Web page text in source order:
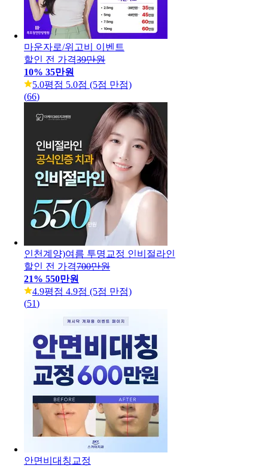
마운자로/위고비 이벤트
할인 전 가격39만원
10% 35만원
5.0평점 5.0점 (5점 만점)
(66)
인천계양)여름 투명교정 인비절라인
할인 전 가격700만원
21% 550만원
4.9평점 4.9점 (5점 만점)
(51)
안면비대칭교정